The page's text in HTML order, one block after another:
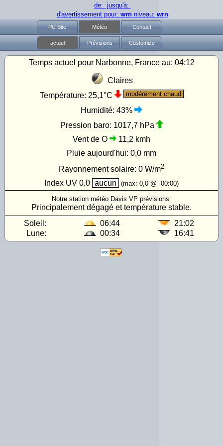
de: jusqu'à:
d'avertissement pour: wrnniveau: wrn
PC Site Météo Contact
actuel Prévisions Customize
Temps actuel pour Narbonne, France au: 04:12
Claires
Température: 25,1°C modérément chaud
Humidité: 43%
Pression baro: 1017,7 hPa
Vent de O
11,2 kmh
Pluie aujourd'hui: 0,0 mm
Rayonnement solaire: 0 W/m2
Index UV 0,0 aucun (max: 0,0 @ 00:00)
Notre station météo Davis VP prévisions:
Principalement dégagé et température stable.
Soleil:
06:44
21:02
Lune:
00:34 16:41